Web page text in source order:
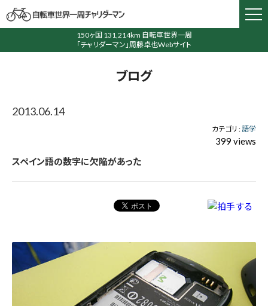
150ヶ国 131,214km 自転車世界一周
「チャリダーマン」周藤卓也Webサイト
ブログ
2013.06.14
カテゴリ :語学
399 views
スペイン語の数字に欠陥があった